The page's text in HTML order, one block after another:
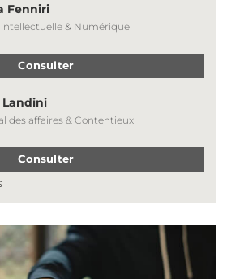
Fenniri
& Numérique
Consulter
Landini
des affaires & Contentieux
Consulter